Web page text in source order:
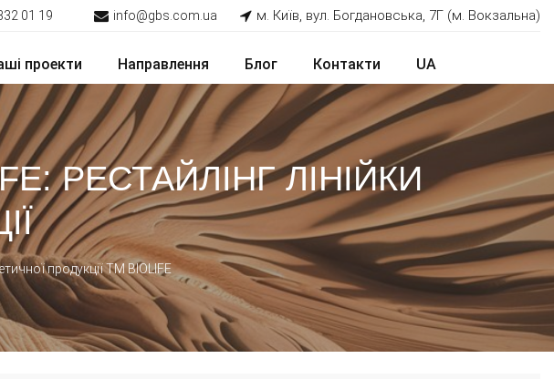
01 19 info@gbs.com.ua м. Київ, вул. Богдановська, 7Г (м. Вокзальна)
проекти Направлення Блог Контакти UA
РЕСТАЙЛІНГ ЛІНІЙКИ
продукції ТМ BIOLIFE